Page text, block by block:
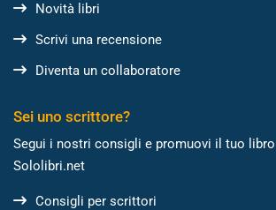
Novità libri
Scrivi una recensione
Diventa un collaboratore
Sei uno scrittore?
Segui i nostri consigli e promuovi il tuo
Sololibri.net
Consigli per scrittori